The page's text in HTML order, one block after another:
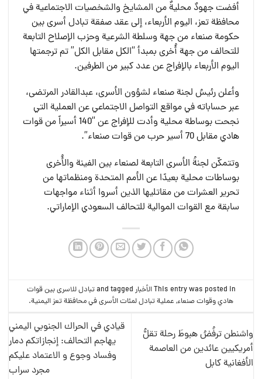
أفضت جهودٌ محليةٌ من المشايخ والشخصيات الاجتماعية في
محافظة تعز، اليوم الأربعاء، إلى عقد صفقة تبادل أسرى بين
حكومة صنعاء من جهة وسلطة الشرعية وحزب الإصلاح التابعة
للتحالف من جهة أُخرى بمبدأ “الكل مقابل الكل” تم ترجمتها
اليوم الأربعاء بالإفراج عن عدد كبير من الطرفين.
وأعلن رئيسُ لجنة صنعاء لشؤون الأسرى، عبدالقادر المرتضى،
عبر حساباته في مواقع التواصل الاجتماعي عن العملية التي
نجحت بوساطة محلية وأدت للإفراج عن “140 أسيراً من قوات
هادي مقابل 70 أسير حرب من قوات صنعاء”.
وتتمكّن لجنةُ الأسرى التابعة لصنعاء بين الفينة والأُخرى
بوساطات محلية بعيدًا عن الأمم المتحدة ومنظماتها من
تحرير العشرات من مقاتليها الذين أسروا أثناء مواجهات
سابقة مع القوات الموالية للتحالف السعودي الإماراتي.
This entry was posted inالأخبار
تبادل للاسرى بين قوات
هادي وقوات صنعاء, عملية تبادل لمئات الأسرى في محافظة تعز اليمنية.
واشنطن ترفُضُ هبوطَ رحلة تقلُّ
أمريكيين عائدين من العاصمة
الأفغانية كابل
قيادي في الحراك الجنوبي اليمني
يهاجم التحالف: إنجازاتكم دمار
وفساد وجوع و الاعتماد عليكم
مجرد سراب